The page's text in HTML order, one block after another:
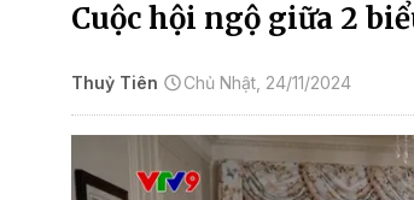
Cuộc hội ngộ giữa 2
Thuỷ Tiên Chủ Nhật, 24/11/2024